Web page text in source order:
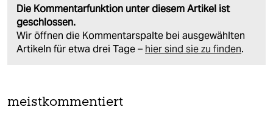
Die Kommentarfunktion unter diesem Artikel ist
geschlossen.
Wir öffnen die Kommentarspalte bei ausgewählten
Artikeln für etwa drei Tage – hier sind sie zu finden.
meistkommentiert